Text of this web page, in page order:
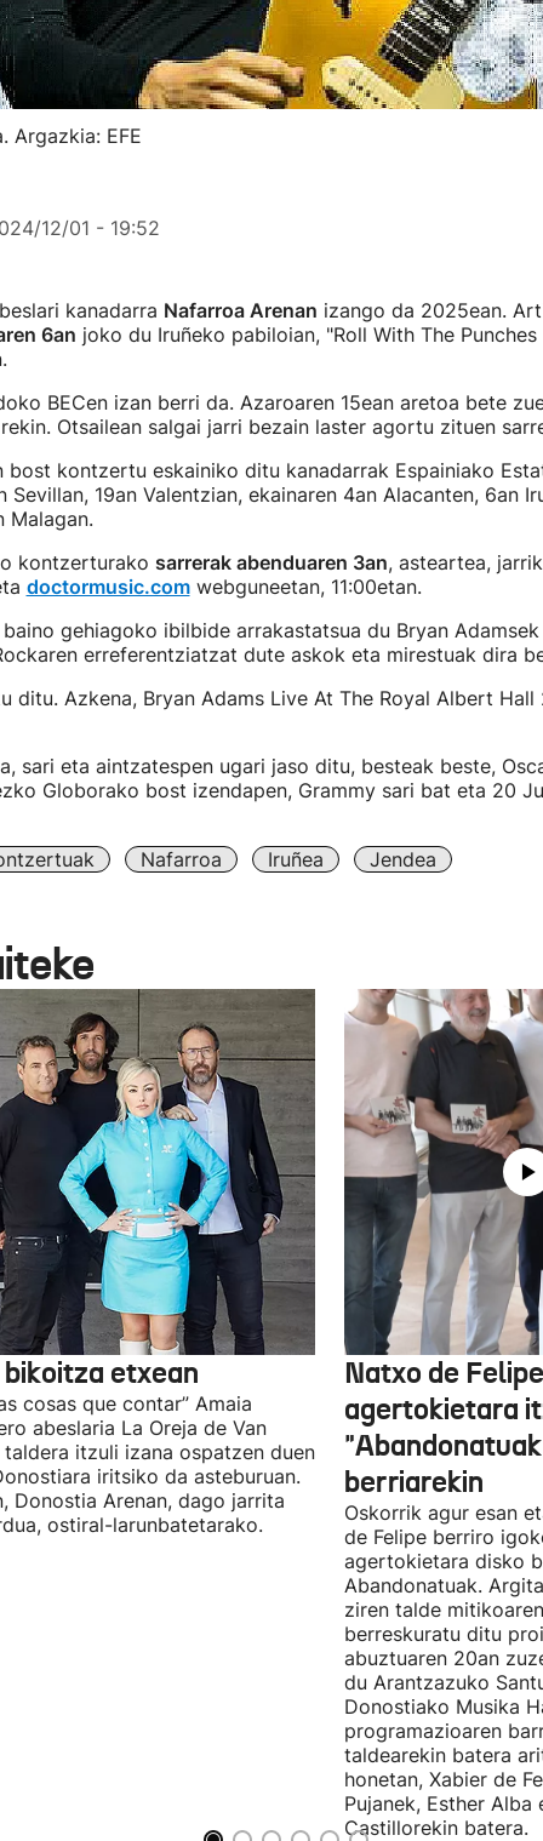
Argazkia: EFE
12/01 - 19:52
kanadarra Nafarroa Arenan izango da 2025ean.
6an joko du Iruñeko pabiloian, "Roll With The
BECen izan berri da. Azaroaren 15ean aretoa bete
Otsailean salgai jarri bezain laster agortu zituen
bost kontzertu eskainiko ditu kanadarrak Espainiako
Sevillan, 19an Valentzian, ekainaren 4an Alacanten, 6an
Malagan.
kontzerturako sarrerak abenduaren 3an, asteartea,
doctormusic.comwebguneetan, 11:00etan.
gehiagoko ibilbide arrakastatsua du Bryan
erreferentziatzat dute askok eta mirestuak dira
ditu. Azkena, Bryan Adams Live At The Royal Albert Hall
sari eta aintzatespen ugari jaso ditu, besteak beste,
Globorako bost izendapen, Grammy sari bat eta 20
Nafarroa Iruñea Jendea
etxean
cosas que contar” Amaia
abeslaria La Oreja de Van
taldera itzuli izana ospatzen duen
iritsiko da asteburuan.
Donostia Arenan, dago jarrita
ostiral-larunbatetarako.
Natxo de Felipe
agertokietara
berriarekin
Oskorrik agur esan
de Felipe berriro
agertokietara disko
Abandonatuak.
ziren talde
berreskuratu ditu
abuztuaren 20an
du Arantzazuko
Donostiako Musika
programazioaren
taldearekin batera
honetan, Xabier de
Pujanek, Esther Alba
Castillorekin batera.